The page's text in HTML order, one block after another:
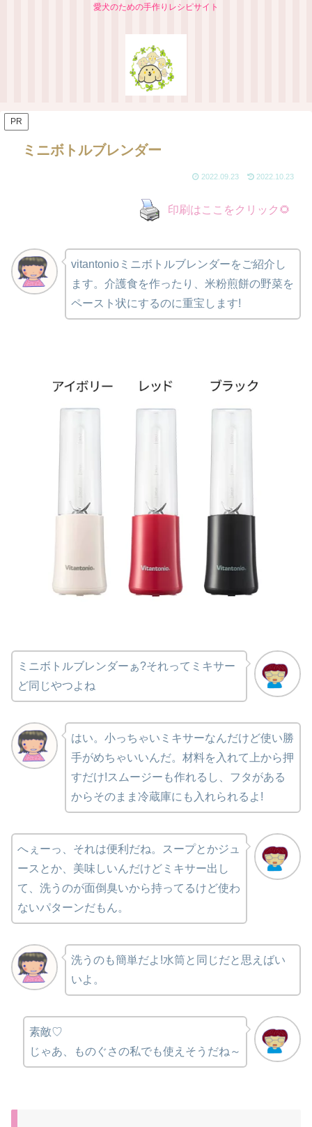
愛犬のための手作りレシピサイト
PR
ミニボトルブレンダー
2022.09.23 2022.10.23
印刷はここをクリック🌻
vitantonioミニボトルブレンダーをご紹介し
ます。 介護食を作ったり、米粉煎餅の野菜を
ペースト状にするのに重宝します!
ミニボトルブレンダーぁ?それってミキサー
ど同じやつよね
はい。小っちゃいミキサーなんだけど使い勝
手がめちゃいいんだ。 材料を入れて上から押
すだけ!スムージーも作れるし、フタがある
からそのまま冷蔵庫にも入れられるよ!
へぇーっ、それは便利だね。
スープとかジュ
ースとか、美味しいんだけど ミキサー出し
て、洗うのが面倒臭いから持ってるけど使わ
ないパターンだもん。
洗うのも簡単だよ!水筒と同じだと思えばい
いよ。
素敵♡
じゃあ、ものぐさの私でも使えそうだね～